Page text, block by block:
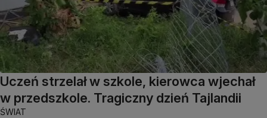
Uczeń strzelał w szkole, kierowca wjechał
w przedszkole. Tragiczny dzień Tajlandii
ŚWIAT